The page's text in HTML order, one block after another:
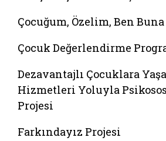
Çocuğum, Özelim, Ben
Çocuk Değerlendirme
Dezavantajlı Çocuklara
Hizmetleri Yoluyla
Projesi
Farkındayız Projesi